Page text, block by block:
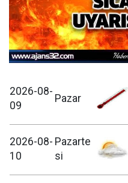
2026-08-
09
Pazar
2026-08-
10
Pazarte
si